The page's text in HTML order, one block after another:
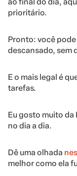
ao final do dia,
prioritário.
Pronto: você
descansado, sem
E o mais legal é
tarefas.
Eu gosto muito da
no dia a dia.
Dê uma olhada
melhor como ela